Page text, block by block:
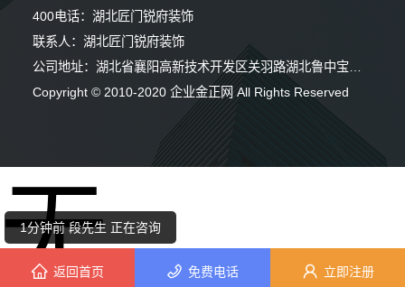
400电话：湖北匠门锐府装饰
联系人：湖北匠门锐府装饰
公司地址：湖北省襄阳高新技术开发区关羽路湖北鲁中宝厨业有限公司1幢一层
Copyright © 2010-2020 企业金正网 All Rights Reserved
6分钟前 吴女士 正在咨询
1分钟前 段先生 正在咨询
1分钟前 朱女士 正在咨询
返回首页 免费电话 立即注册
无